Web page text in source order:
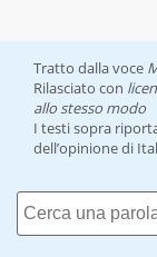
Tratto dalla voce
Rilasciato con
allo stesso modo
I testi sopra
dell’opinione di